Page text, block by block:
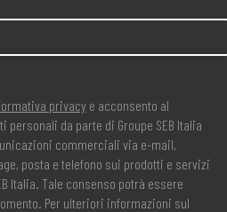
privacy e acconsento al
da parte di Groupe SEB Italia
commerciali via e-mail,
posta e telefono sui prodotti e servizi
Italia. Tale consenso potrà essere
Per ulteriori informazioni sul